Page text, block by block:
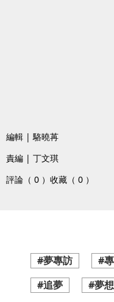
編輯 | 駱曉苒
責編 | 丁文琪
評論（ 0 ） 收藏（ 0 ）
#夢專訪 #
#追夢
#夢想